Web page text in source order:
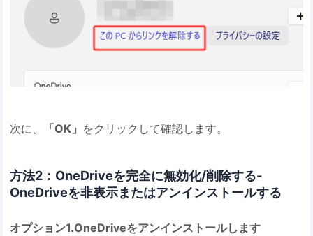
次に、 「OK」 をクリックして確認します。
方法2：OneDriveを完全に無効化/削除する-
OneDriveを非表示またはアンインストールする
オプション1.OneDriveをアンインストールします